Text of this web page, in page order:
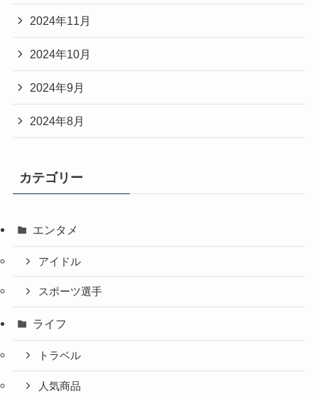
2024年11月
2024年10月
2024年9月
2024年8月
カテゴリー
エンタメ
アイドル
スポーツ選手
ライフ
トラベル
人気商品